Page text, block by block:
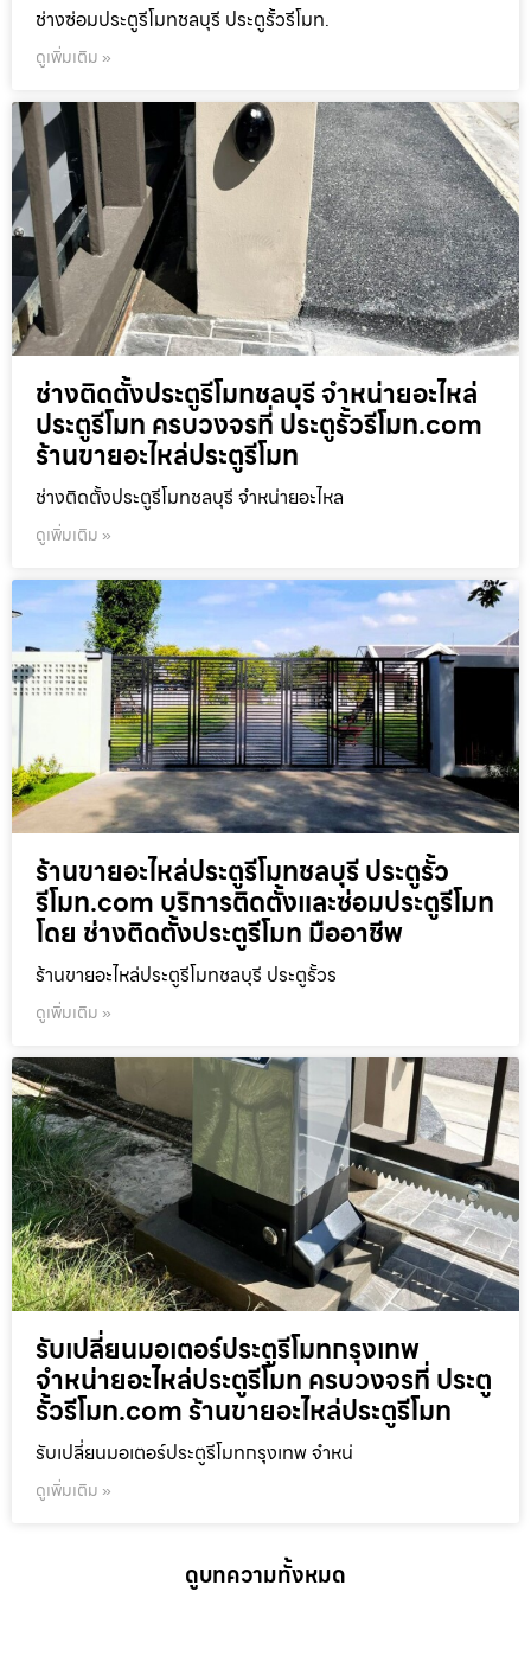
ช่างซ่อมประตูรีโมทชลบุรี ประตูรั้วรีโมท.
ดูเพิ่มเติม »
ช่างติดตั้งประตูรีโมทชลบุรี จำหน่ายอะไหล่
ประตูรีโมท ครบวงจรที่ ประตูรั้วรีโมท.com
ร้านขายอะไหล่ประตูรีโมท
ช่างติดตั้งประตูรีโมทชลบุรี จำหน่ายอะไหล
ดูเพิ่มเติม »
ร้านขายอะไหล่ประตูรีโมทชลบุรี ประตูรั้ว
รีโมท.com บริการติดตั้งและซ่อมประตูรีโมท
โดย ช่างติดตั้งประตูรีโมท มืออาชีพ
ร้านขายอะไหล่ประตูรีโมทชลบุรี ประตูรั้วร
ดูเพิ่มเติม »
รับเปลี่ยนมอเตอร์ประตูรีโมทกรุงเทพ
จำหน่ายอะไหล่ประตูรีโมท ครบวงจรที่ ประตู
รั้วรีโมท.com ร้านขายอะไหล่ประตูรีโมท
รับเปลี่ยนมอเตอร์ประตูรีโมทกรุงเทพ จำหน่
ดูเพิ่มเติม »
ดูบทความทั้งหมด